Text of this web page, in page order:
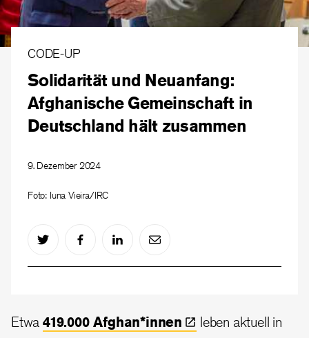
CODE-UP
Solidarität und Neuanfang:
Afghanische Gemeinschaft in
Deutschland hält zusammen
9. Dezember 2024
Foto: Iuna Vieira/IRC
Etwa 419.000Afghan*innen
leben aktuell in